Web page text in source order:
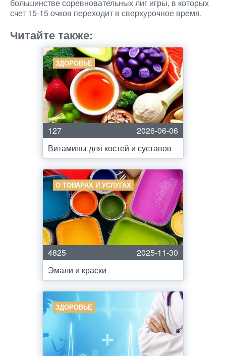
большинстве соревновательных лиг игры, в которых
счет 15-15 очков переходит в сверхурочное время.
Читайте также:
ЗДОРОВЬЕ
127
2026-06-06
Витамины для костей и суставов
О ТОВАРАХ И УСЛУГАХ
4825
2025-11-30
Эмали и краски
ЗДОРОВЬЕ